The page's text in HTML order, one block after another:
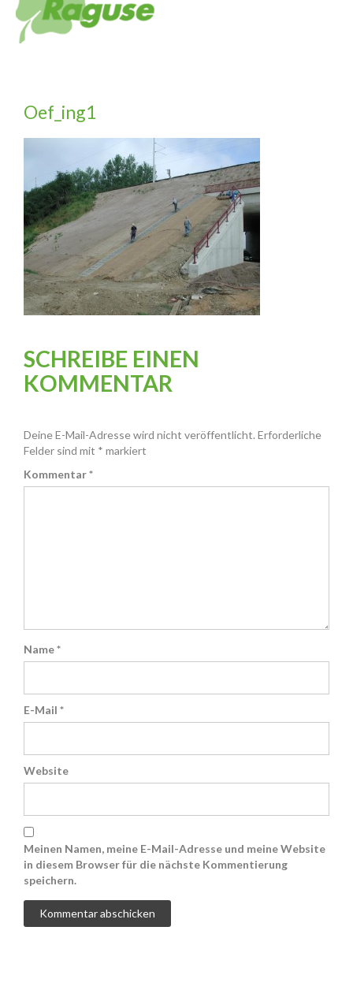
Oef_ing1
SCHREIBE EINEN
KOMMENTAR
Deine E-Mail-Adresse wird nicht veröffentlicht. Erforderliche
Felder sind mit * markiert
Kommentar*
Name*
E-Mail *
Website
Meinen Namen, meine E-Mail-Adresse und meine Website
in diesem Browser für die nächste Kommentierung
speichern.